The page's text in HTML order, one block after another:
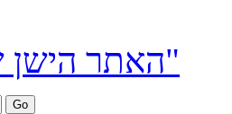
האתר הישן של "פנימי"